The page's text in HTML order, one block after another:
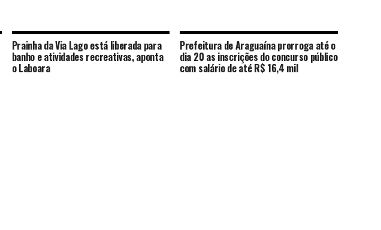
Prainha da Via Lago está liberada para
banho e atividades recreativas, aponta
o Laboara
Prefeitura de Araguaína prorroga até o
dia 20 as inscrições do concurso público
com salário de até R$ 16,4 mil